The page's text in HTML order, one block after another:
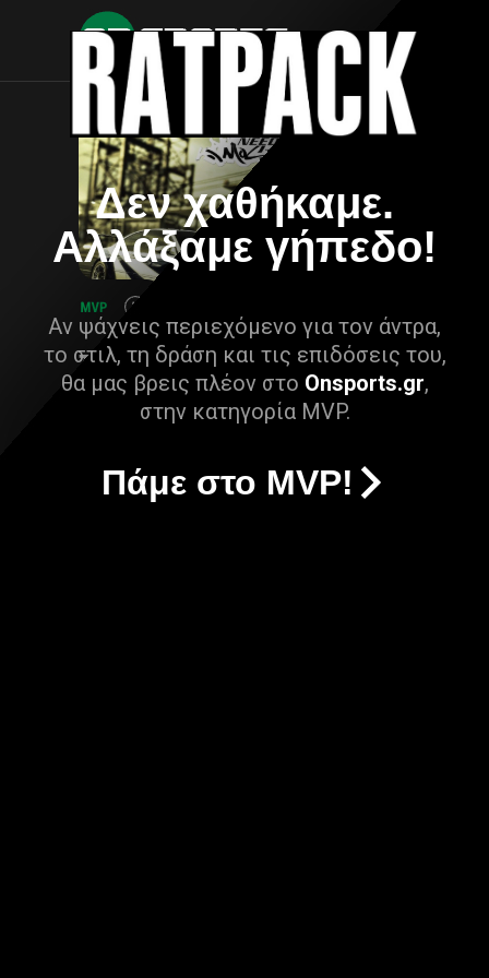
Δεν χαθήκαμε.
Αλλάξαμε γήπεδο!
Αν ψάχνεις περιεχόμενο για τον άντρα,
το στιλ, τη δράση και τις επιδόσεις του,
θα μας βρεις πλέον στο Onsports.gr,
στην κατηγορία MVP.
Πάμε στο MVP!